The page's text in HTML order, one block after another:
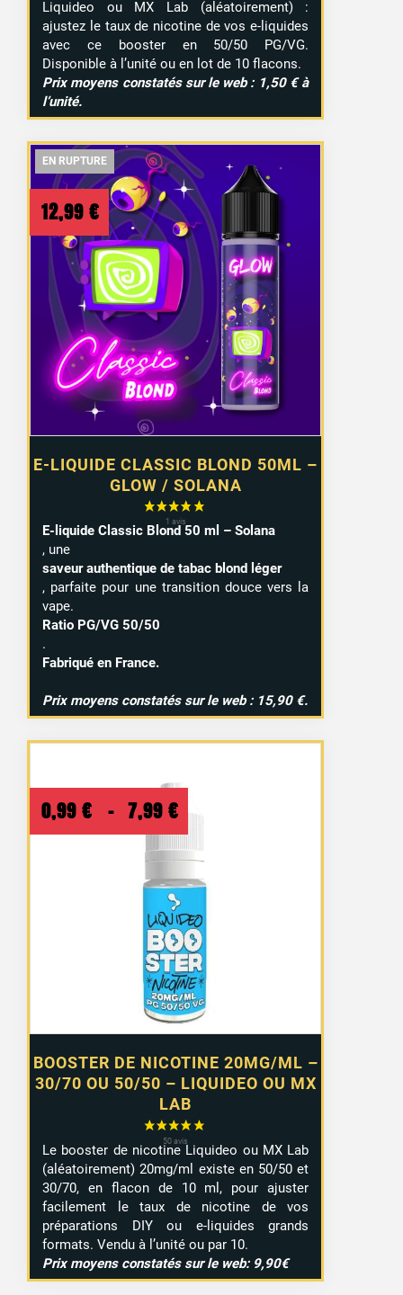
Liquideo ou MX Lab (aléatoirement) :
ajustez le taux de nicotine de vos e-liquides
avec ce booster en 50/50 PG/VG.
Disponible à l’unité ou en lot de 10 flacons.
Prix moyens constatés sur le web : 1,50 € à
l’unité.
EN RUPTURE
EN RUPTURE
E-LIQUIDE CLASSIC BLOND 50ML –
GLOW / SOLANA
12,99 €
E-liquide Classic Blond 50 ml – Solana
, une
saveur authentique de tabac blond léger
, parfaite pour une transition douce vers la
vape.
Ratio PG/VG 50/50
.
Fabriqué en France.
Prix moyens constatés sur le web : 15,90 €.
EN RUPTURE
BOOSTER DE NICOTINE 20MG/ML –
30/70 OU 50/50 – LIQUIDEO OU MX
LAB
0,99 € – 7,99 € Plage
de
prix :
0,99 €
à
7,99 €
Le booster de nicotine Liquideo ou MX Lab
(aléatoirement) 20mg/ml existe en 50/50 et
30/70, en flacon de 10 ml, pour ajuster
facilement le taux de nicotine de vos
préparations DIY ou e-liquides grands
formats. Vendu à l’unité ou par 10.
Prix moyens constatés sur le web: 9,90€